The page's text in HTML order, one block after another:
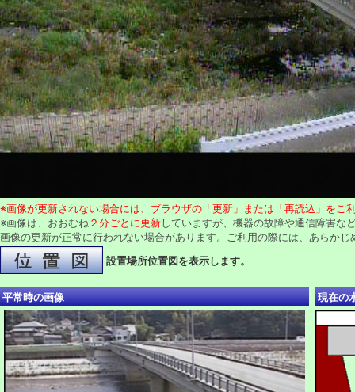
※画像が更新されない場合には、ブラウザの「更新」または「再読込」をご
※画像は、おおむね ２分ごとに更新していますが、機器の故障や通信障害な
画像の更新が正常に行われない場合があります。ご利用の際には、あらかじ
設置場所位置図を表示します。
平常時の画像 現在の